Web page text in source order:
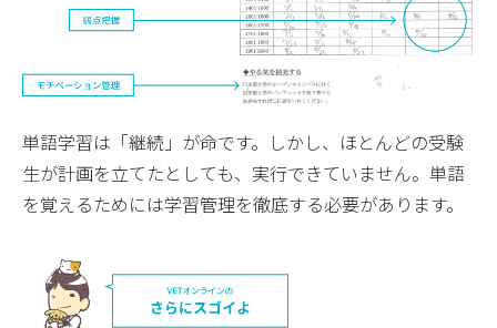
単語学習は「継続」が命です。しかし、ほとんどの受験
生が計画を立てたとしても、実行できていません。単語
を覚えるためには学習管理を徹底する必要があります。